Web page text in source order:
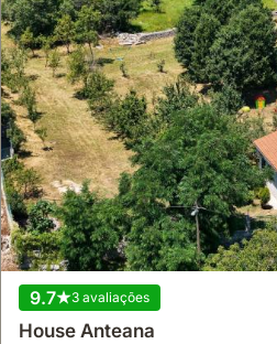
9.7 3 avaliações
House Anteana